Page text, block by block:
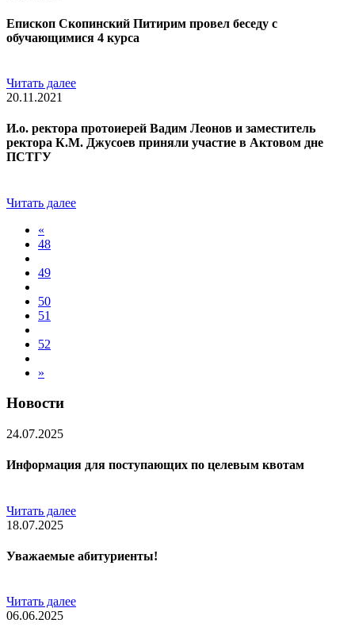
Епископ Скопинский Питирим провел беседу с
обучающимися 4 курса
Читать далее
20.11.2021
И.о. ректора протоиерей Вадим Леонов и заместитель
ректора К.М. Джусоев приняли участие в Актовом дне
ПСТГУ
Читать далее
«
48
49
50
51
52
»
Новости
24.07.2025
Информация для поступающих по целевым квотам
Читать далее
18.07.2025
Уважаемые абитуриенты!
Читать далее
06.06.2025